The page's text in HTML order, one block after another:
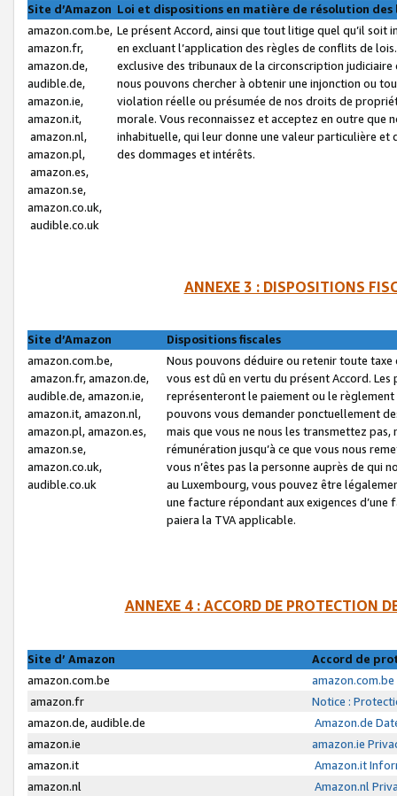
Site d’Amazon Loi et dispositions en matière de résolution
amazon.com.be,
amazon.fr,
amazon.de,
audible.de,
amazon.ie,
amazon.it,
amazon.nl,
amazon.pl,
amazon.es,
amazon.se,
amazon.co.uk,
audible.co.uk
Le présent Accord, ainsi que tout litige quel qu’il soit
en excluant l’application des règles de conflits de
exclusive des tribunaux de la circonscription
nous pouvons chercher à obtenir une injonction ou
violation réelle ou présumée de nos droits de
morale. Vous reconnaissez et acceptez en outre que
inhabituelle, qui leur donne une valeur particulière
des dommages et intérêts.
ANNEXE 3 : DISPOSITIONS
Site d’Amazon
Dispositions fiscales
amazon.com.be,
amazon.fr, amazon.de,
audible.de, amazon.ie,
amazon.it, amazon.nl,
amazon.pl, amazon.es,
amazon.se,
amazon.co.uk,
audible.co.uk
Nous pouvons déduire ou retenir toute
vous est dû en vertu du présent Accord.
représenteront le paiement ou le
pouvons vous demander ponctuellement
mais que vous ne nous les transmettez
rémunération jusqu’à ce que vous nous
vous n’êtes pas la personne auprès de qui
au Luxembourg, vous pouvez être
une facture répondant aux exigences
paiera la TVA applicable.
ANNEXE 4 : ACCORD DE PROTECTION
Site d’ Amazon
Accord de
amazon.com.be
amazon.fr
Notice :
amazon.de, audible.de
Amazon.de
amazon.ie
amazon.ie
amazon.it
Amazon.it
amazon.nl
Amazon.nl